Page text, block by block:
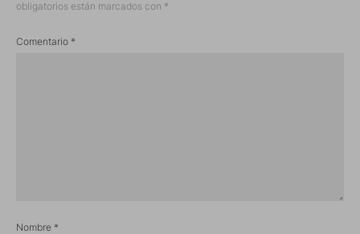
obligatorios están marcados con *
Comentario *
Nombre *